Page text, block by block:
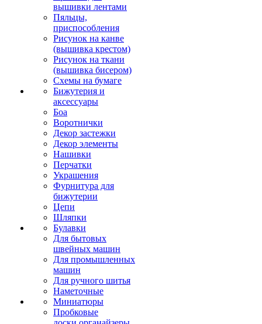
вышивки лентами
Пяльцы,
приспособления
Рисунок на канве
(вышивка крестом)
Рисунок на ткани
(вышивка бисером)
Схемы на бумаге
Бижутерия и
аксессуары
Боа
Воротнички
Декор застежки
Декор элементы
Нашивки
Перчатки
Украшения
Фурнитура для
бижутерии
Цепи
Шляпки
Булавки
Для бытовых
швейных машин
Для промышленных
машин
Для ручного шитья
Наметочные
Миниатюры
Пробковые